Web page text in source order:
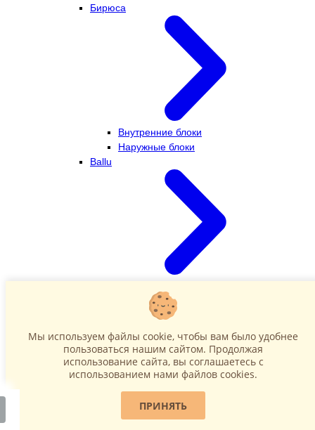
Бирюса
Внутренние блоки
Наружные блоки
Ballu
Наружные блоки
Мы используем файлы cookie, чтобы вам было удобнее
пользоваться нашим сайтом. Продолжая
использование сайта, вы соглашаетесь c
использованием нами файлов cookies.
ПРИНЯТЬ